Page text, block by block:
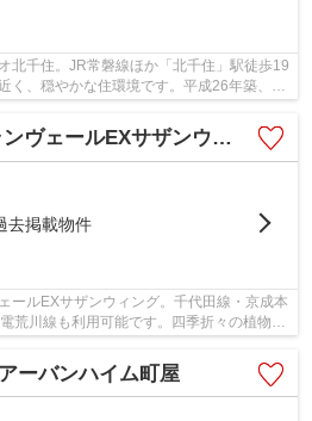
北千住。JR常磐線ほか「北千住」駅徒歩19
く、穏やかな住環境です。平成26年築、鉄
ヴェールEXサザンウィング
去掲載物件
ールEXサザンウィング。千代田線・京成本
荒川線も利用可能です。四季折々の植物が
近く、穏やかで落...
ーバンハイム町屋